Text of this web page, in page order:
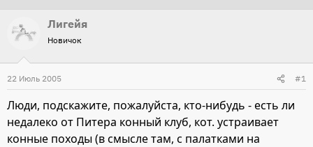
о
т
е
а
Лигейя
Новичок
22 Июль 2005 #1
Люди, подскажите, пожалуйста, кто-нибудь - есть ли
недалеко от Питера конный клуб, кот. устраивает
конные походы (в смысле там, с палатками на